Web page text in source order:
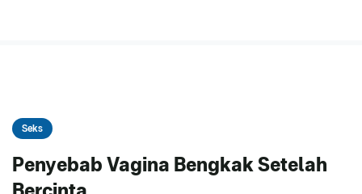
Seks
Penyebab Vagina Bengkak Setelah